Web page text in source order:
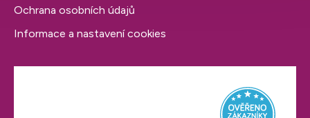
Ochrana osobních údajů
Informace a nastavení cookies